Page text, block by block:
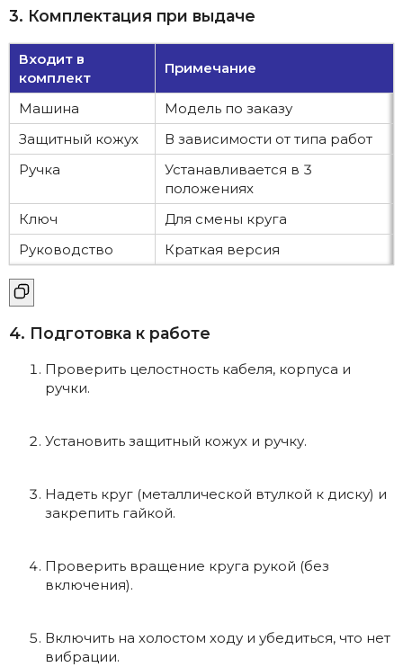
3. Комплектация при выдаче
Входит в
комплект
Примечание
Машина
Модель по заказу
Защитный кожух
В зависимости от типа работ
Ручка
Устанавливается в 3
положениях
Ключ
Для смены круга
Руководство
Краткая версия
4. Подготовка к работе
Проверить целостность кабеля, корпуса и
ручки.
Установить защитный кожух и ручку.
Надеть круг (металлической втулкой к диску) и
закрепить гайкой.
Проверить вращение круга рукой (без
включения).
Включить на холостом ходу и убедиться, что нет
вибрации.